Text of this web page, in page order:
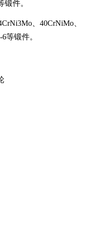
锻件。
、40CrNiMo、
等锻件。